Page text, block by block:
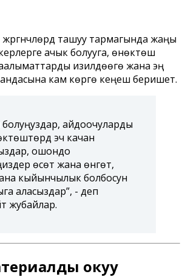
ташуу тармагында жаңы
ачык болууга, өнөктөш
изилдөөгө жана эң
кам көрүүгө кеңеш беришет.
айдоочуларды
эч качан
ошондо
өсөт жана өнүгөт,
кыйынчылык болбосун
аласыздар”, - деп
жубайлар.
окуу